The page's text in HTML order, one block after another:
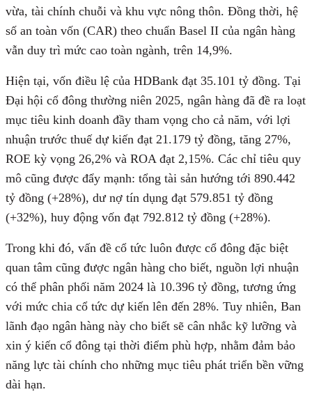
vừa, tài chính chuỗi và khu vực nông thôn. Đồng thời, hệ
số an toàn vốn (CAR) theo chuẩn Basel II của ngân hàng
vẫn duy trì mức cao toàn ngành, trên 14,9%.
Hiện tại, vốn điều lệ của HDBank đạt 35.101 tỷ đồng. Tại
Đại hội cổ đông thường niên 2025, ngân hàng đã đề ra loạt
mục tiêu kinh doanh đầy tham vọng cho cả năm, với lợi
nhuận trước thuế dự kiến đạt 21.179 tỷ đồng, tăng 27%,
ROE kỳ vọng 26,2% và ROA đạt 2,15%. Các chỉ tiêu quy
mô cũng được đẩy mạnh: tổng tài sản hướng tới 890.442
tỷ đồng (+28%), dư nợ tín dụng đạt 579.851 tỷ đồng
(+32%), huy động vốn đạt 792.812 tỷ đồng (+28%).
Trong khi đó, vấn đề cổ tức luôn được cổ đông đặc biệt
quan tâm cũng được ngân hàng cho biết, nguồn lợi nhuận
có thể phân phối năm 2024 là 10.396 tỷ đồng, tương ứng
với mức chia cổ tức dự kiến lên đến 28%. Tuy nhiên, Ban
lãnh đạo ngân hàng này cho biết sẽ cân nhắc kỹ lưỡng và
xin ý kiến cổ đông tại thời điểm phù hợp, nhằm đảm bảo
năng lực tài chính cho những mục tiêu phát triển bền vững
dài hạn.